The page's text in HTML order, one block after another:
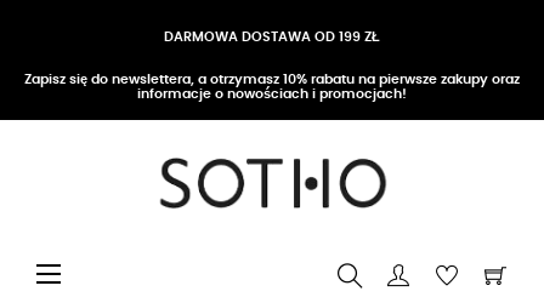
DARMOWA DOSTAWA OD 199 ZŁ
Zapisz się do newslettera, a otrzymasz 10% rabatu na pierwsze zakupy oraz
informacje o nowościach i promocjach!
Przełącz nawigację
☰